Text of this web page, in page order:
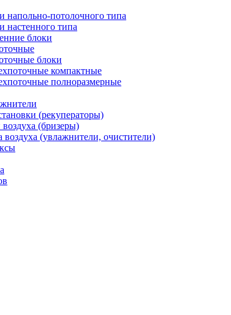
напольно-потолочного типа
настенного типа
блоки
блоки
компактные
полноразмерные
(рекуператоры)
(бризеры)
воздуха (увлажнители, очистители)